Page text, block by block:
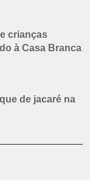
crianças
à Casa Branca
de jacaré na